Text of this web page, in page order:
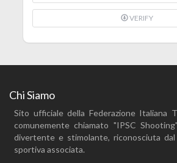
VERIFY
Chi Siamo
Sito ufficiale della Federazione Italiana
comunemente chiamato "IPSC
divertente e stimolante, riconosciuta
sportiva associata.